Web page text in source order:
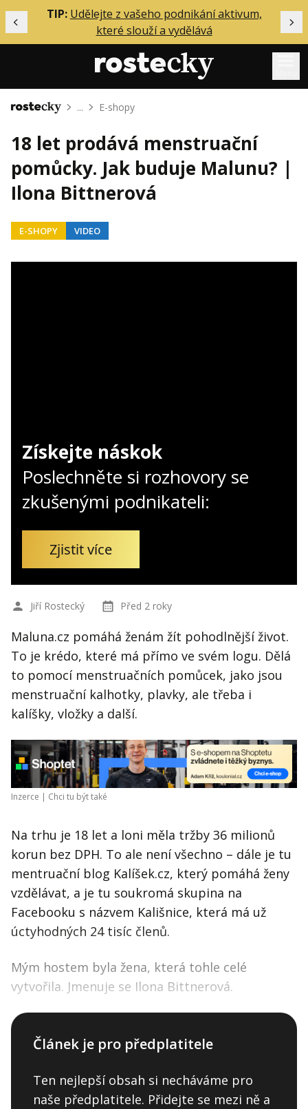
Předchozí
TIP: Udělejte z vašeho podnikání aktivum,
které slouží a vydělává
Mentoring
Podcasty
Solo
Akce
O mně
Domů ... E-shopy
18 let prodává menstruační
pomůcky. Jak buduje Malunu? |
Ilona Bittnerová
E-SHOPY VIDEO
Získejte náskok
Poslechněte si rozhovory se
zkušenými podnikateli:
Zjistit více
Jiří Rostecký Před 2 roky
Maluna.cz pomáhá ženám žít pohodlnější život.
To je krédo, které má přímo ve svém logu. Dělá
to pomocí menstruačních pomůcek, jako jsou
menstruační kalhotky, plavky, ale třeba i
kalíšky, vložky a další.
Inzerce | Chci tu být také
Na trhu je 18 let a loni měla tržby 36 milionů
korun bez DPH. To ale není všechno – dále je tu
mentruační blog Kalíšek.cz, který pomáhá ženy
vzdělávat, a je tu soukromá skupina na
Facebooku s názvem Kališnice, která má už
úctyhodných 24 tisíc členů.
Mým hostem byla žena, která tohle celé
vytvořila. Jmenuje se Ilona Bittnerová.
Článek je pro předplatitele
Ten nejlepší obsah si necháváme pro
naše předplatitele. Přidejte se mezi ně a